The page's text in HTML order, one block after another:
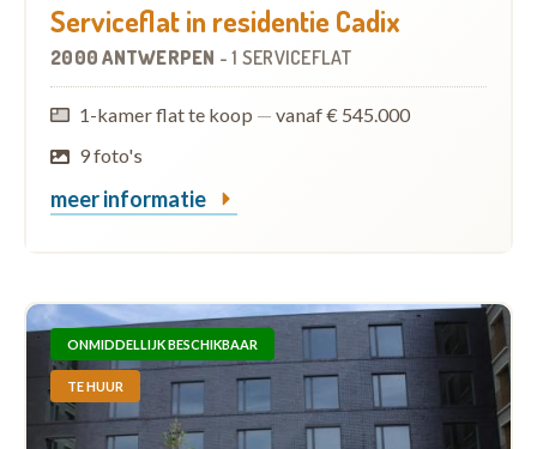
Serviceflat in residentie Cadix
2000 ANTWERPEN -1 SERVICEFLAT
1-kamer flat te koop — vanaf € 545.000
9 foto's
meer informatie
ONMIDDELLIJK BESCHIKBAAR
TE HUUR